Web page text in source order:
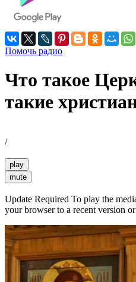
Помочь радио
Что такое
такие
/
play
mute
Update Required To play the
your browser to a recent version